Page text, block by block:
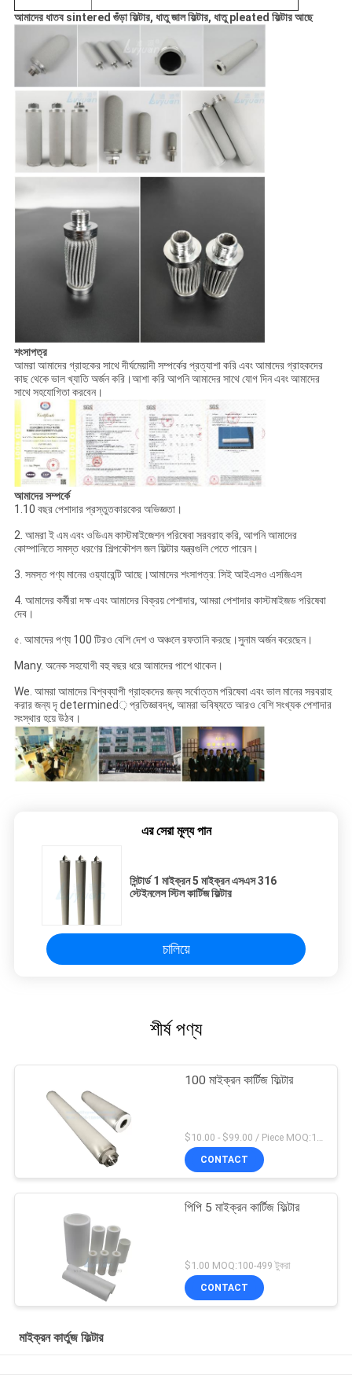
আমাদের ধাতব sintered গুঁড়া ফিল্টার, ধাতু জাল ফিল্টার, ধাতু pleated ফিল্টার আছে
শংসাপত্র
আমরা আমাদের গ্রাহকের সাথে দীর্ঘমেয়াদী সম্পর্কের প্রত্যাশা করি এবং আমাদের গ্রাহকদের
কাছ থেকে ভাল খ্যাতি অর্জন করি।আশা করি আপনি আমাদের সাথে যোগ দিন এবং আমাদের
সাথে সহযোগিতা করবেন।
আমাদের সম্পর্কে
1.10 বছর পেশাদার প্রস্তুতকারকের অভিজ্ঞতা।
2. আমরা ই এম এবং ওডিএম কাস্টমাইজেশন পরিষেবা সরবরাহ করি, আপনি আমাদের
কোম্পানিতে সমস্ত ধরণের শিল্পকৌশল জল ফিল্টার যন্ত্রগুলি পেতে পারেন।
3. সমস্ত পণ্য মানের ওয়্যারেন্টি আছে।আমাদের শংসাপত্র: সিই আইএসও এসজিএস
4. আমাদের কর্মীরা দক্ষ এবং আমাদের বিক্রয় পেশাদার, আমরা পেশাদার কাস্টমাইজড পরিষেবা
দেব।
৫. আমাদের পণ্য 100 টিরও বেশি দেশ ও অঞ্চলে রফতানি করছে।সুনাম অর্জন করেছেন।
Many. অনেক সহযোগী বহু বছর ধরে আমাদের পাশে থাকেন।
We. আমরা আমাদের বিশ্বব্যাপী গ্রাহকদের জন্য সর্বোত্তম পরিষেবা এবং ভাল মানের সরবরাহ
করার জন্য দৃ determined় প্রতিজ্ঞাবদ্ধ, আমরা ভবিষ্যতে আরও বেশি সংখ্যক পেশাদার
সংস্থার হয়ে উঠব।
এর সেরা মূল্য পান
সিন্টার্ড 1 মাইক্রন 5 মাইক্রন এসএস 316
স্টেইনলেস স্টিল কার্টিজ ফিল্টার
চালিয়ে
শীর্ষ পণ্য
100 মাইক্রন কার্টিজ ফিল্টার
$10.00 - $99.00 / Piece MOQ:1 টুকরা / টুকরা
CONTACT
পিপি 5 মাইক্রন কার্টিজ ফিল্টার
$1.00 MOQ:100-499 টুকরা
CONTACT
মাইক্রন কার্তুজ ফিল্টার